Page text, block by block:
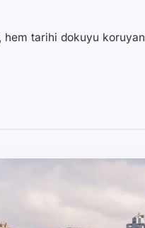
hem tarihi dokuyu koruyan